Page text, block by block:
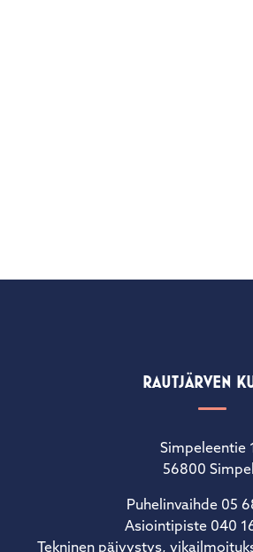
RAUTJÄRVEN
Simpeleentie
56800
Puhelinvaihde 05
Asiointipiste 040
Tekninen päivystys,